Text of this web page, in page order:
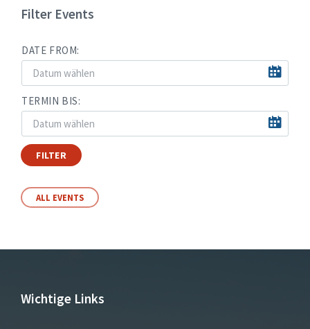
Filter Events
DATE FROM:
TERMIN BIS:
FILTER
ALL EVENTS
Wichtige Links